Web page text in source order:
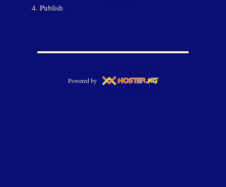
Publish
Powered by